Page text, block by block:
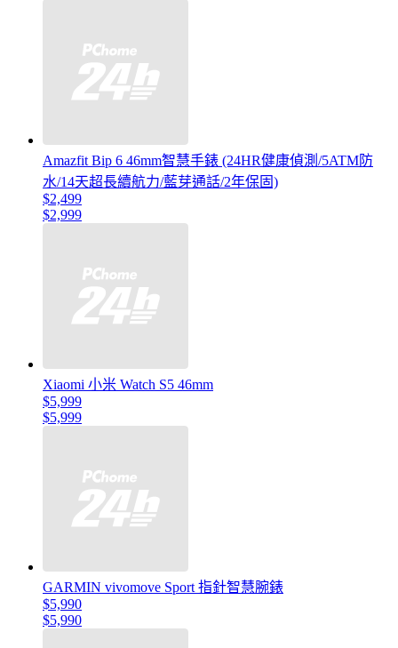
Amazfit Bip 6 46mm智慧手錶 (24HR健康偵測/5ATM防
水/14天超長續航力/藍芽通話/2年保固)
$2,499
$2,999
Xiaomi 小米 Watch S5 46mm
$5,999
$5,999
GARMIN vivomove Sport 指針智慧腕錶
$5,990
$5,990